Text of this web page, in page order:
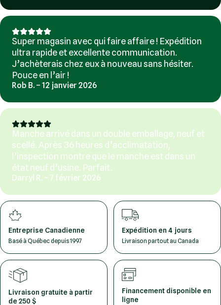
Super magasin avec qui faire affaire ! Expédition
ultra rapide et excellente communication.
J’achèterais chez eux à nouveau sans hésiter.
Pouce en l’air !
Rob B. – 12 janvier 2026
Manche arrivé dans un double emballage, neuf et
scellé. Après 36 heures d’acclimatation,
l’inspection montre que le manche est dans un
état neuf d’usine. Parfait.
Darryl R. – 7 février 2026
Entreprise Canadienne
Basé à Québec depuis 1997
Expédition en 4 jours
Livraison partout au Canada
Livraison gratuite à partir
de 250 $
Financement disponible en
ligne